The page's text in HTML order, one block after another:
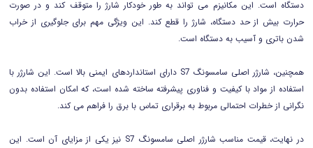
دستگاه است. این مکانیزم می تواند به طور خودکار شارژ را متوقف کند و در صورت
حرارت بیش از حد دستگاه، شارژ را قطع کند. این ویژگی مهم برای جلوگیری از خراب
شدن باتری و آسیب به دستگاه است.
همچنین، شارژر اصلی سامسونگ S7 دارای استانداردهای ایمنی بالا است. این شارژر با
استفاده از مواد با کیفیت و فناوری پیشرفته ساخته شده است، که امکان استفاده بدون
نگرانی از خطرات احتمالی مربوط به برقراری تماس با برق را فراهم می کند.
در نهایت، قیمت مناسب شارژر اصلی سامسونگ S7 نیز یکی از مزایای آن است. این